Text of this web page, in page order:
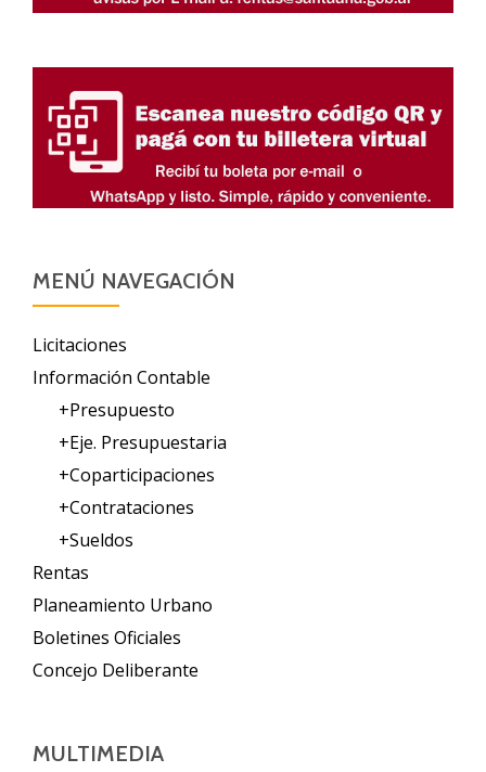
MENÚ NAVEGACIÓN
Licitaciones
Información Contable
+Presupuesto
+Eje. Presupuestaria
+Coparticipaciones
+Contrataciones
+Sueldos
Rentas
Planeamiento Urbano
Boletines Oficiales
Concejo Deliberante
MULTIMEDIA